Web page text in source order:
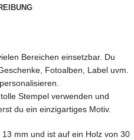
Bereichen einsetzbar. Du
Fotoalben, Label uvm.
Stempel verwenden und
du ein einzigartiges Motiv.
mm und ist auf ein Holz von 30